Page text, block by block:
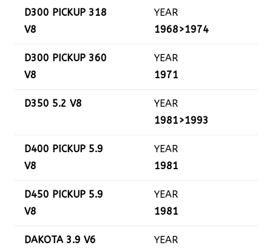
D300 PICKUP 318
V8
YEAR
1968>1974
D300 PICKUP 360
V8
YEAR
1971
D350 5.2 V8
YEAR
1981>1993
D400 PICKUP 5.9
V8
YEAR
1981
D450 PICKUP 5.9
V8
YEAR
1981
DAKOTA 3.9 V6
YEAR